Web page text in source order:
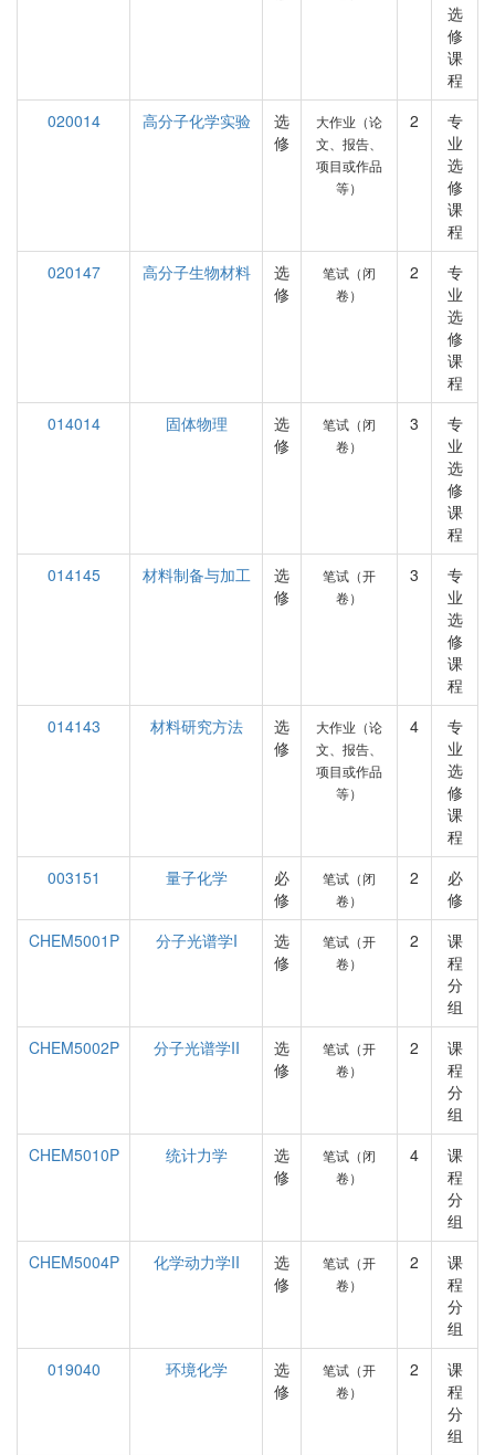
选
修
课
程
020014
高分子化学实验
选
修
大作业（论
文、报告、
项目或作品
等）
2
专
业
选
修
课
程
020147
高分子生物材料
选
修
笔试（闭
卷）
2
专
业
选
修
课
程
014014
固体物理
选
修
笔试（闭
卷）
3
专
业
选
修
课
程
014145
材料制备与加工
选
修
笔试（开
卷）
3
专
业
选
修
课
程
014143
材料研究方法
选
修
大作业（论
文、报告、
项目或作品
等）
4
专
业
选
修
课
程
003151
量子化学
必
修
笔试（闭
卷）
2
必
修
CHEM5001P
分子光谱学I
选
修
笔试（开
卷）
2
课
程
分
组
CHEM5002P
分子光谱学II
选
修
笔试（开
卷）
2
课
程
分
组
CHEM5010P
统计力学
选
修
笔试（闭
卷）
4
课
程
分
组
CHEM5004P
化学动力学II
选
修
笔试（开
卷）
2
课
程
分
组
019040
环境化学
选
修
笔试（开
卷）
2
课
程
分
组